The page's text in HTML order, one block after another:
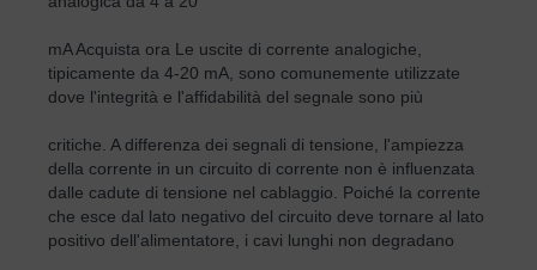
mA Acquista ora Le uscite di corrente analogiche,
tipicamente da 4-20 mA, sono comunemente utilizzate
dove l'integrità e l'affidabilità del segnale sono più
critiche. A differenza dei segnali di tensione, l'ampiezza
della corrente in un circuito di corrente non è influenzata
dalle cadute di tensione nel cablaggio. Poiché la corrente
che esce dal lato negativo del circuito deve tornare al lato
positivo dell'alimentatore, i cavi lunghi non degradano